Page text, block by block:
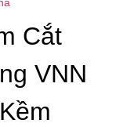
Cắt
VNN